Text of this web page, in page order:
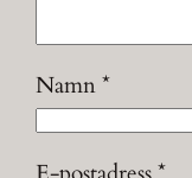
Namn*